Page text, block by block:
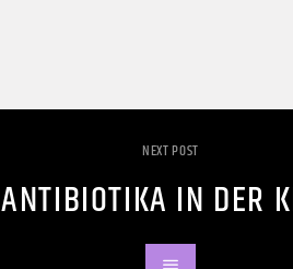
NEXT POST
ANTIBIOTIKA IN DER